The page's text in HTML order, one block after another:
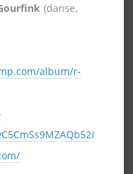
(danse,
album/r-